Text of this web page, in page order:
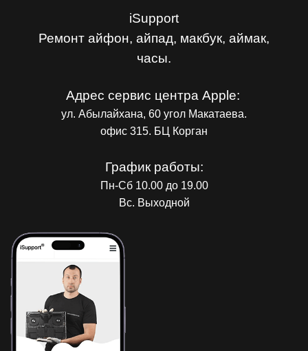
iSupport
Ремонт айфон, айпад, макбук, аймак,
часы.
Адрес сервис центра Apple:
ул. Абылайхана, 60 угол Макатаева.
офис 315. БЦ Корган
График работы:
Пн-Сб 10.00 до 19.00
Вс. Выходной